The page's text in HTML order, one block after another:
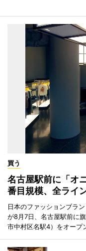
買う
名古屋駅前に「オ
番目規模、全ライ
日本のファッションブラ
が8月7日、名古屋駅前に
市中村区名駅4）をオープ